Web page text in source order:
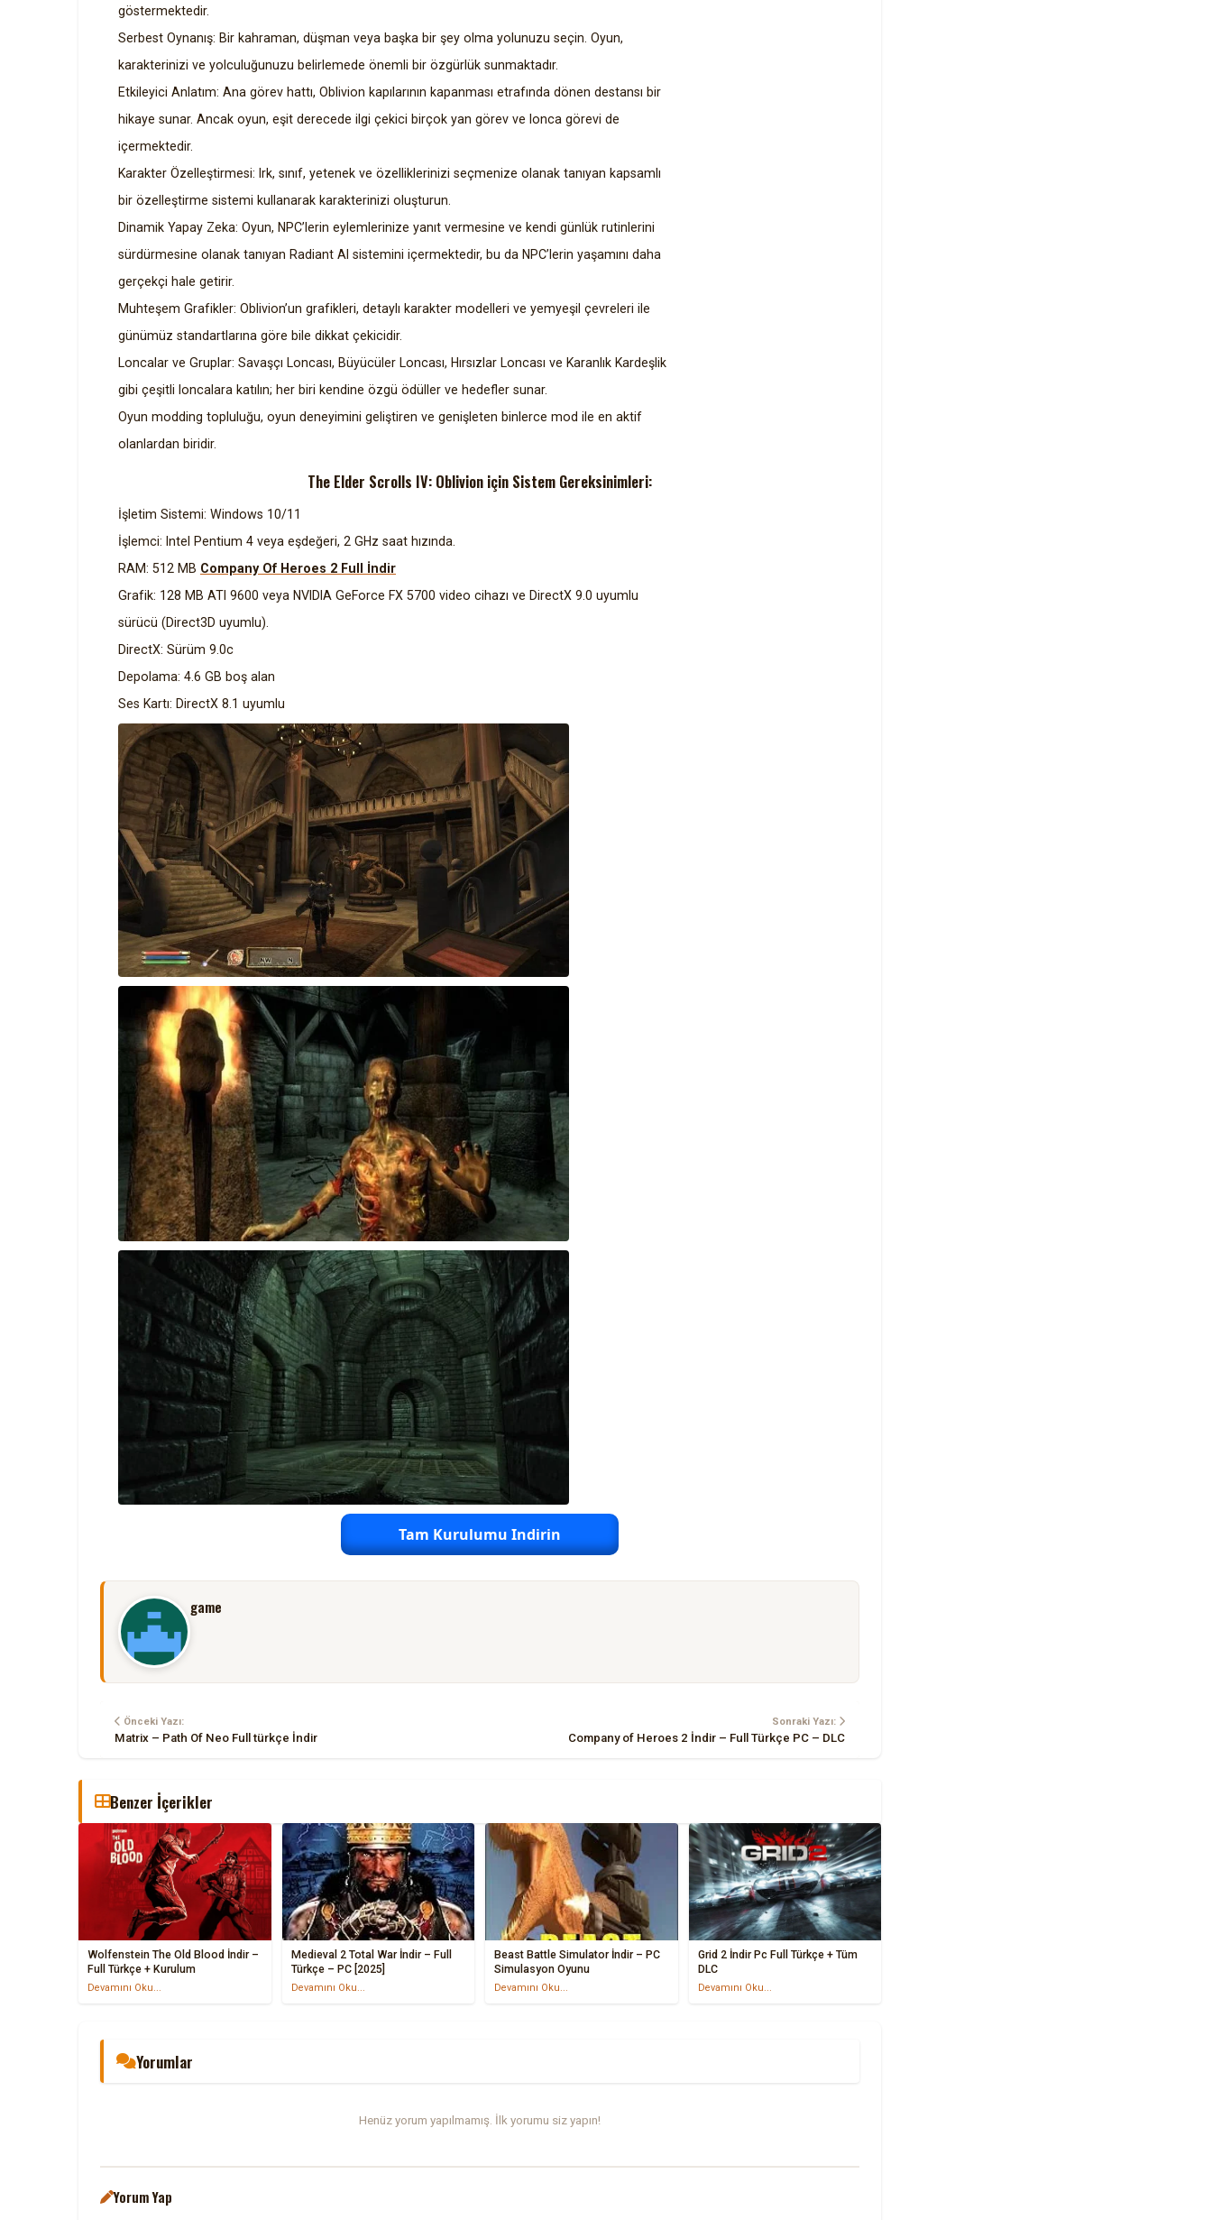
göstermektedir.
Serbest Oynanış: Bir kahraman, düşman veya başka bir şey olma yolunuzu seçin. Oyun,
karakterinizi ve yolculuğunuzu belirlemede önemli bir özgürlük sunmaktadır.
Etkileyici Anlatım: Ana görev hattı, Oblivion kapılarının kapanması etrafında dönen destansı bir
hikaye sunar. Ancak oyun, eşit derecede ilgi çekici birçok yan görev ve lonca görevi de
içermektedir.
Karakter Özelleştirmesi: Irk, sınıf, yetenek ve özelliklerinizi seçmenize olanak tanıyan kapsamlı
bir özelleştirme sistemi kullanarak karakterinizi oluşturun.
Dinamik Yapay Zeka: Oyun, NPC’lerin eylemlerinize yanıt vermesine ve kendi günlük rutinlerini
sürdürmesine olanak tanıyan Radiant AI sistemini içermektedir, bu da NPC’lerin yaşamını daha
gerçekçi hale getirir.
Muhteşem Grafikler: Oblivion’un grafikleri, detaylı karakter modelleri ve yemyeşil çevreleri ile
günümüz standartlarına göre bile dikkat çekicidir.
Loncalar ve Gruplar: Savaşçı Loncası, Büyücüler Loncası, Hırsızlar Loncası ve Karanlık Kardeşlik
gibi çeşitli loncalara katılın; her biri kendine özgü ödüller ve hedefler sunar.
Oyun modding topluluğu, oyun deneyimini geliştiren ve genişleten binlerce mod ile en aktif
olanlardan biridir.
The Elder Scrolls IV: Oblivion için Sistem Gereksinimleri:
İşletim Sistemi: Windows 10/11
İşlemci: Intel Pentium 4 veya eşdeğeri, 2 GHz saat hızında.
RAM: 512 MB Company Of Heroes 2 Full İndir
Grafik: 128 MB ATI 9600 veya NVIDIA GeForce FX 5700 video cihazı ve DirectX 9.0 uyumlu
sürücü (Direct3D uyumlu).
DirectX: Sürüm 9.0c
Depolama: 4.6 GB boş alan
Ses Kartı: DirectX 8.1 uyumlu
Tam Kurulumu Indirin
game
Önceki Yazı:
Matrix – Path Of Neo Full türkçe İndir
Sonraki Yazı:
Company of Heroes 2 İndir – Full Türkçe PC – DLC
Benzer İçerikler
Wolfenstein The Old Blood İndir –
Full Türkçe + Kurulum
Devamını Oku...
Medieval 2 Total War İndir – Full
Türkçe – PC [2025]
Devamını Oku...
Beast Battle Simulator İndir – PC
Simulasyon Oyunu
Devamını Oku...
Grid 2 İndir Pc Full Türkçe + Tüm
DLC
Devamını Oku...
Yorumlar
Henüz yorum yapılmamış. İlk yorumu siz yapın!
Yorum Yap